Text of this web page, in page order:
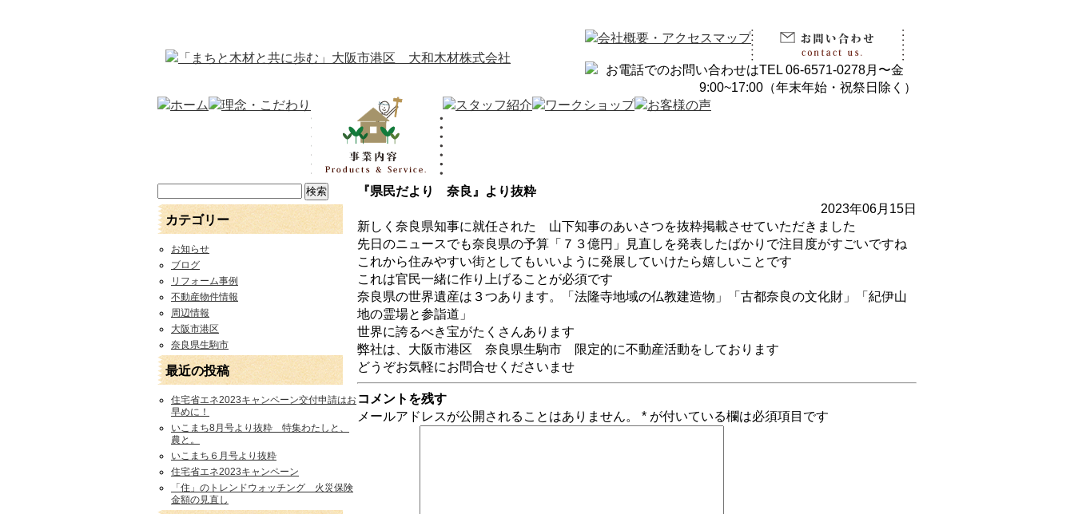
『県民だより 奈良』より抜粋
2023年06月15日
新しく奈良県知事に就任された 山下知事のあいさつを抜粋掲載させていただきました
先日のニュースでも奈良県の予算「７３億円」見直しを発表したばかりで注目度がすごいですね
これから住みやすい街としてもいいように発展していけたら嬉しいことです
これは官民一緒に作り上げることが必須です
奈良県の世界遺産は３つあります。「法隆寺地域の仏教建造物」「古都奈良の文化財」「紀伊山
地の霊場と参詣道」
世界に誇るべき宝がたくさんあります
弊社は、大阪市港区 奈良県生駒市 限定的に不動産活動をしております
どうぞお気軽にお問合せくださいませ
コメントを残す
メールアドレスが公開されることはありません。
* が付いている欄は必須項目です
カテゴリー
お知らせ
ブログ
リフォーム事例
不動産物件情報
周辺情報
大阪市港区
奈良県生駒市
最近の投稿
住宅省エネ2023キャンペーン交付申請はお
早めに！
いこまち8月号より抜粋 特集わたしと、
農と。
いこまち６月号より抜粋
住宅省エネ2023キャンペーン
「住」のトレンドウォッチング 火災保険
金額の見直し